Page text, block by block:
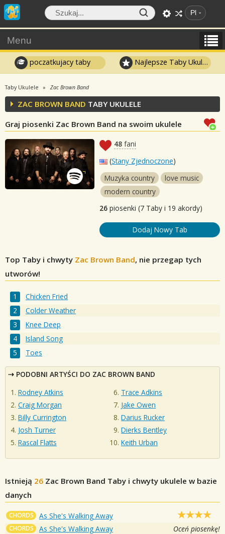
Pl
Menu
poczatkujacy taby Najlepsze Taby Ukulele
Taby Ukulele Zac Brown Band
ZAC BROWN BAND TABY UKULELE
Graj piosenki Zac Brown Band na swoim ukulele
48 fani
(Stany Zjednoczone)
Muzyka country
love music
modern country
26 piosenki (7 Taby i 19 akordy)
Dodaj Nowy Tab
Top Taby i chwyty Zac Brown Band, nie przegap tych
utworów!
Chicken Fried
Colder Weather
Knee Deep
Island Song
Toes
PODOBNI ARTYŚCI DO ZAC BROWN BAND
Rodney Atkins
Craig Morgan
Billy Currington
Josh Turner
Rascal Flatts
Trace Adkins
Jake Owen
Darius Rucker
Dierks Bentley
Keith Urban
Istnieją 26 Zac Brown Band Taby i chwyty ukulele w bazie
danych
CHORDS As She's Walking Away
CHORDS As She's Walking Away Oceń piosenkę!